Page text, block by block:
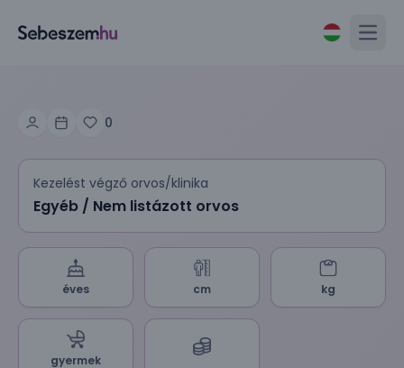
0
Kezelést végző orvos/klinika
Egyéb / Nem listázott orvos
éves cm kg
gyermek